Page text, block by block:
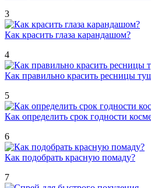
3
Как красить глаза карандашом?
4
Как правильно красить ресницы
5
Как определить срок годности
6
Как подобрать красную помаду?
7